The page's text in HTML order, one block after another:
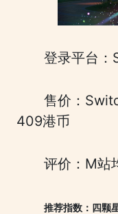
登录平台
售价：
409港币
评价：M站
推荐指数：四颗